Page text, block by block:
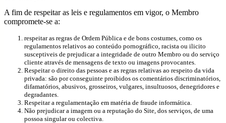
A fim de respeitar as leis e regulamentos em vigor, o Membro
compromete-se a:
respeitar as regras de Ordem Pública e de bons costumes, como os
regulamentos relativos ao conteúdo pornográfico, racista ou ilicito
susceptiveis de prejudicar a integridade de outro Membro ou do serviço
cliente através de mensagens de texto ou imagens provocantes.
Respeitar o direito das pessoas e as regras relativas ao respeito da vida
privada: são por conseguinte proibidos os comentários discriminatórios,
difamatórios, abusivos, grosseiros, vulgares, insultuosos, denegridores e
degradantes.
Respeitar a regulamentação em matéria de fraude informática.
Não prejudicar a imagem ou a reputação do Site, dos serviços, de uma
possoa singular ou colectiva.